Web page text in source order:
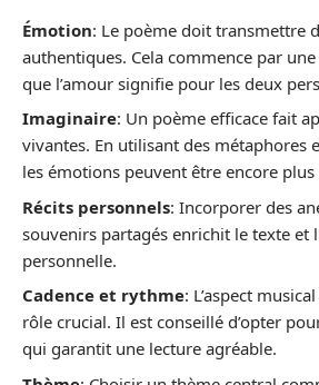
Émotion: Le poème doit transmettre
authentiques. Cela commence par
que l’amour signifie pour les deux
Imaginaire: Un poème efficace fait
vivantes. En utilisant des métaphores
les émotions peuvent être encore plus
Récits personnels: Incorporer des
souvenirs partagés enrichit le texte et
personnelle.
Cadence et rythme: L’aspect
rôle crucial. Il est conseillé d’opter
qui garantit une lecture agréable.